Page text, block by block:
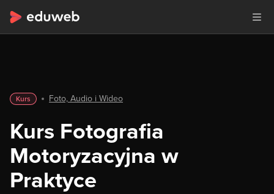
Kurs Foto, Audio i Wideo
Kurs Fotografia
Motoryzacyjna w
Praktyce